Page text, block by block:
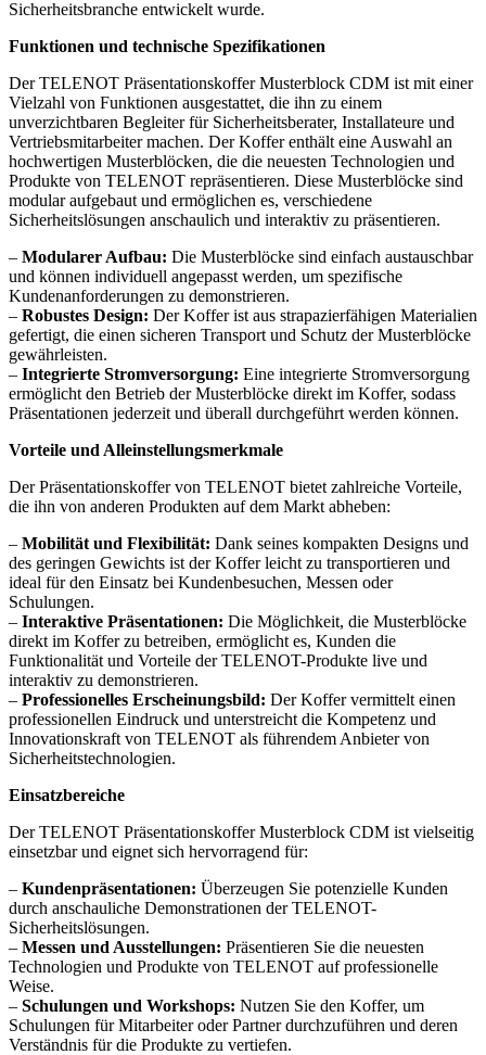
Sicherheitsbranche entwickelt wurde.
Funktionen und technische Spezifikationen
Der TELENOT Präsentationskoffer Musterblock CDM ist mit einer
Vielzahl von Funktionen ausgestattet, die ihn zu einem
unverzichtbaren Begleiter für Sicherheitsberater, Installateure und
Vertriebsmitarbeiter machen. Der Koffer enthält eine Auswahl an
hochwertigen Musterblöcken, die die neuesten Technologien und
Produkte von TELENOT repräsentieren. Diese Musterblöcke sind
modular aufgebaut und ermöglichen es, verschiedene
Sicherheitslösungen anschaulich und interaktiv zu präsentieren.
– Modularer Aufbau: Die Musterblöcke sind einfach austauschbar
und können individuell angepasst werden, um spezifische
Kundenanforderungen zu demonstrieren.
– Robustes Design: Der Koffer ist aus strapazierfähigen Materialien
gefertigt, die einen sicheren Transport und Schutz der Musterblöcke
gewährleisten.
– Integrierte Stromversorgung: Eine integrierte Stromversorgung
ermöglicht den Betrieb der Musterblöcke direkt im Koffer, sodass
Präsentationen jederzeit und überall durchgeführt werden können.
Vorteile und Alleinstellungsmerkmale
Der Präsentationskoffer von TELENOT bietet zahlreiche Vorteile,
die ihn von anderen Produkten auf dem Markt abheben:
– Mobilität und Flexibilität: Dank seines kompakten Designs und
des geringen Gewichts ist der Koffer leicht zu transportieren und
ideal für den Einsatz bei Kundenbesuchen, Messen oder
Schulungen.
– Interaktive Präsentationen: Die Möglichkeit, die Musterblöcke
direkt im Koffer zu betreiben, ermöglicht es, Kunden die
Funktionalität und Vorteile der TELENOT-Produkte live und
interaktiv zu demonstrieren.
– Professionelles Erscheinungsbild: Der Koffer vermittelt einen
professionellen Eindruck und unterstreicht die Kompetenz und
Innovationskraft von TELENOT als führendem Anbieter von
Sicherheitstechnologien.
Einsatzbereiche
Der TELENOT Präsentationskoffer Musterblock CDM ist vielseitig
einsetzbar und eignet sich hervorragend für:
– Kundenpräsentationen: Überzeugen Sie potenzielle Kunden
durch anschauliche Demonstrationen der TELENOT-
Sicherheitslösungen.
– Messen und Ausstellungen: Präsentieren Sie die neuesten
Technologien und Produkte von TELENOT auf professionelle
Weise.
– Schulungen und Workshops: Nutzen Sie den Koffer, um
Schulungen für Mitarbeiter oder Partner durchzuführen und deren
Verständnis für die Produkte zu vertiefen.